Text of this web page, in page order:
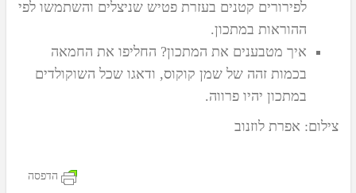
לפירורים קטנים בעזרת פטיש שניצלים והשתמשו לפי
ההוראות במתכון.
איך מטבענים את המתכון? החליפו את החמאה
בכמות זהה של שמן קוקוס, ודאגו שכל השוקולדים
במתכון יהיו פרווה.
צילום: אפרת לוזנוב
הדפסה